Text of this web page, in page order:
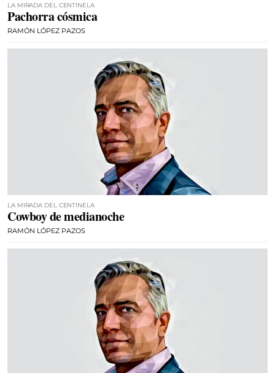
LA MIRADA DEL CENTINELA
Pachorra cósmica
RAMÓN LÓPEZ PAZOS
LA MIRADA DEL CENTINELA
Cowboy de medianoche
RAMÓN LÓPEZ PAZOS